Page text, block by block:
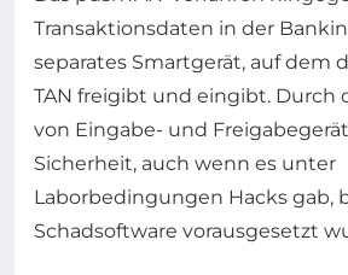
Transaktionsdaten in der
separates Smartgerät, auf dem
TAN freigibt und eingibt. Durch
von Eingabe- und
Sicherheit, auch wenn es unter
Laborbedingungen Hacks gab,
Schadsoftware vorausgesetzt